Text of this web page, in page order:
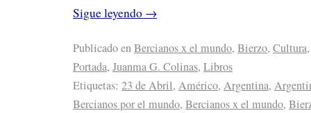
Sigue leyendo →
Publicado enBercianos x el mundo, Bierzo, Cultura
Portada, Juanma G. Colinas, Libros
Etiquetas: 23 de Abril, Américo, Argentina,
Bercianos por el mundo, Bercianos x el mundo,